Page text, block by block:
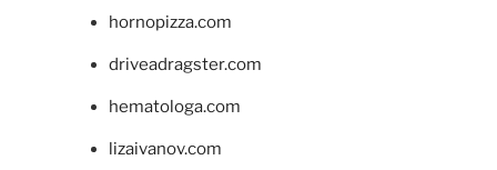
hornopizza.com
driveadragster.com
hematologa.com
lizaivanov.com